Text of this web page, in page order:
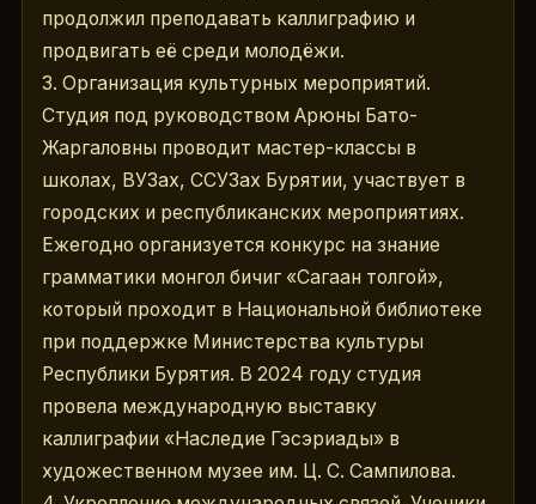
продолжил преподавать каллиграфию и
продвигать её среди молодёжи.
3. Организация культурных мероприятий.
Студия под руководством Арюны Бато-
Жаргаловны проводит мастер-классы в
школах, ВУЗах, ССУЗах Бурятии, участвует в
городских и республиканских мероприятиях.
Ежегодно организуется конкурс на знание
грамматики монгол бичиг «Сагаан толгой»,
который проходит в Национальной библиотеке
при поддержке Министерства культуры
Республики Бурятия. В 2024 году студия
провела международную выставку
каллиграфии «Наследие Гэсэриады» в
художественном музее им. Ц. С. Сампилова.